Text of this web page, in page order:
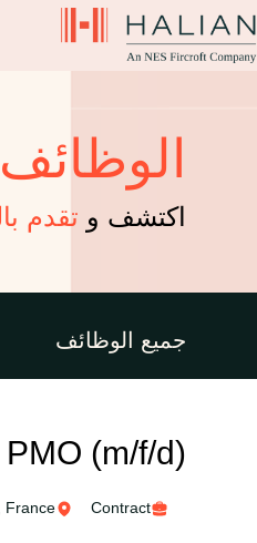
الوظائف
اكتشف و تقدم
جميع الوظائف
(m/f/d)
Contract
France